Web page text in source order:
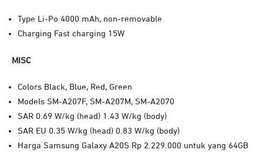
Type Li-Po 4000 mAh, non-removable
Charging Fast charging 15W
MISC
Colors Black, Blue, Red, Green
Models SM-A207F, SM-A207M, SM-A2070
SAR 0.69 W/kg (head) 1.43 W/kg (body)
SAR EU 0.35 W/kg (head) 0.83 W/kg (body)
Harga Samsung Galaxy A20S Rp 2.229.000 untuk yang 64GB